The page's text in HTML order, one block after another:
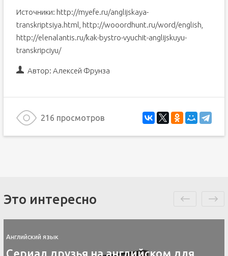
Источники: http://myefe.ru/anglijskaya-
transkriptsiya.html, http://wooordhunt.ru/word/english,
http://elenalantis.ru/kak-bystro-vyuchit-anglijskuyu-
transkripciyu/
Автор: Алексей Фрунза
216 просмотров
Это интересно
Английский язык
Сериал друзья на английском для